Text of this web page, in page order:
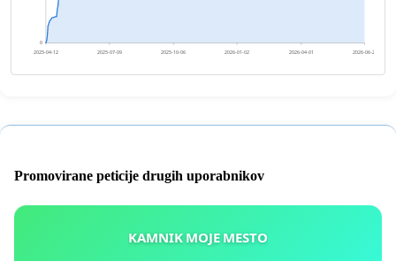
0
2025-04-12 2025-07-09 2025-10-06 2026-01-02 2026-04-01 2026-06-28
Promovirane peticije drugih uporabnikov
KAMNIK MOJE MESTO